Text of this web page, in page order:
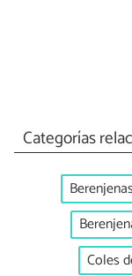
Categorías
Coles